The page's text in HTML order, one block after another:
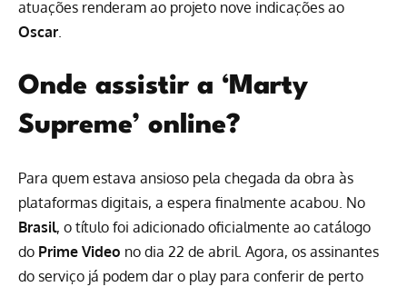
atuações renderam ao projeto nove indicações ao
Oscar.
Onde assistir a ‘Marty
Supreme’ online?
Para quem estava ansioso pela chegada da obra às
plataformas digitais, a espera finalmente acabou. No
Brasil, o título foi adicionado oficialmente ao catálogo
do Prime Video no dia 22 de abril. Agora, os assinantes
do serviço já podem dar o play para conferir de perto